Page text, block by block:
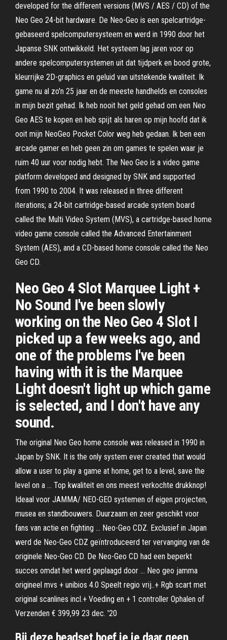
developed for the different versions (MVS / AES / CD) of the
Neo Geo 24-bit hardware. De Neo-Geo is een spelcartridge-
gebaseerd spelcomputersysteem en werd in 1990 door het
Japanse SNK ontwikkeld. Het systeem lag jaren voor op
andere spelcomputersystemen uit dat tijdperk en bood grote,
kleurrijke 2D-graphics en geluid van uitstekende kwaliteit. Ik
game nu al zo'n 25 jaar en de meeste handhelds en consoles
in mijn bezit gehad. Ik heb nooit het geld gehad om een Neo
Geo AES te kopen en heb spijt als haren op mijn hoofd dat ik
ooit mijn NeoGeo Pocket Color weg heb gedaan. Ik ben een
arcade gamer en heb geen zin om games te spelen waar je
ruim 40 uur voor nodig hebt. The Neo Geo is a video game
platform developed and designed by SNK and supported
from 1990 to 2004. It was released in three different
iterations; a 24-bit cartridge-based arcade system board
called the Multi Video System (MVS), a cartridge-based home
video game console called the Advanced Entertainment
System (AES), and a CD-based home console called the Neo
Geo CD.
Neo Geo 4 Slot Marquee Light +
No Sound I've been slowly
working on the Neo Geo 4 Slot I
picked up a few weeks ago, and
one of the problems I've been
having with it is the Marquee
Light doesn't light up which game
is selected, and I don't have any
sound.
The original Neo Geo home console was released in 1990 in
Japan by SNK. It is the only system ever created that would
allow a user to play a game at home, get to a level, save the
level on a … Top kwaliteit en ons meest verkochte drukknop!
Ideaal voor JAMMA/ NEO-GEO systemen of eigen projecten,
musea en standbouwers. Duurzaam en zeer geschikt voor
fans van actie en fighting … Neo-Geo CDZ. Exclusief in Japan
werd de Neo-Geo CDZ geïntroduceerd ter vervanging van de
originele Neo-Geo CD. De Neo-Geo CD had een beperkt
succes omdat het werd geplaagd door … Neo geo jamma
origineel mvs + unibios 4.0 Speelt regio vrij..+ Rgb scart met
original scanlines incl.+ Voeding en + 1 controller Ophalen of
Verzenden € 399,99 23 dec. '20